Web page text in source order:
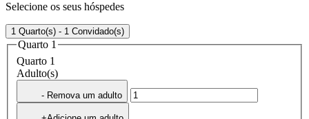
Selecione os seus hóspedes
1 Quarto(s) - 1 Convidado(s)
Quarto 1
Quarto 1
Adulto(s)
- Remova um adulto